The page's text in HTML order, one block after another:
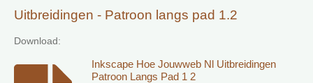
Uitbreidingen - Patroon langs pad 1.2
Download:
Inkscape Hoe Jouwweb Nl Uitbreidingen
Patroon Langs Pad 1 2